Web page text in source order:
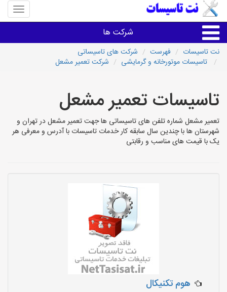
منوی
سایت
شرکت ها
خدمات تاسیسات ساختمان
خدمات تاسیسات ساختمان
سایر خدمات
نت تاسیسات فهرست
شرکت های تاسیساتی
تاسیسات موتورخانه و گرمایشی
شرکت تعمیر مشعل
تاسیسات تعمیر مشعل
تعمیر مشعل شماره تلفن های تاسیساتی ها جهت تعمیر مشعل در تهران و
شهرستان ها با چندین سال سابقه کار خدمات تاسیسات با آدرس و معرفی هر
یک با قیمت های مناسب و رقابتی
هوم تکنیکال